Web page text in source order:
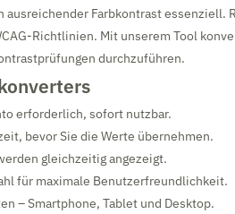
Farbkontrast essenziell.
Richtlinien. Mit unserem Tool
durchzuführen.
erforderlich, sofort nutzbar.
bevor Sie die Werte übernehmen.
gleichzeitig angezeigt.
für maximale Benutzerfreundlichkeit.
– Smartphone, Tablet und Desktop.